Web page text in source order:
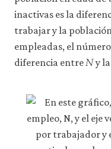
inactivas es la
trabajar y la
empleadas, el
diferencia entre𝑁
Ny